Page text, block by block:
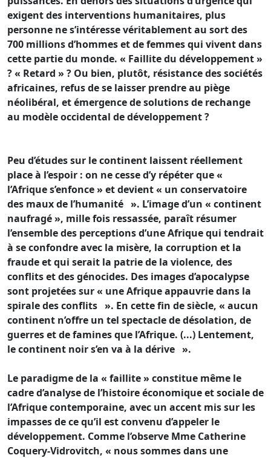
exigent des interventions humanitaires, plus
personne ne s’intéresse véritablement au sort des
700 millions d’hommes et de femmes qui vivent dans
cette partie du monde. « Faillite du développement »
? « Retard » ? Ou bien, plutôt, résistance des sociétés
africaines, refus de se laisser prendre au piège
néolibéral, et émergence de solutions de rechange
au modèle occidental de développement ?
Peu d’études sur le continent laissent réellement
place à l’espoir : on ne cesse d’y répéter que «
l’Afrique s’enfonce » et devient « un conservatoire
des maux de l’humanité ». L’image d’un « continent
naufragé », mille fois ressassée, paraît résumer
l’ensemble des perceptions d’une Afrique qui tendrait
à se confondre avec la misère, la corruption et la
fraude et qui serait la patrie de la violence, des
conflits et des génocides. Des images d’apocalypse
sont projetées sur « une Afrique appauvrie dans la
spirale des conflits ». En cette fin de siècle, « aucun
continent n’offre un tel spectacle de désolation, de
guerres et de famines que l’Afrique. (...) Lentement,
le continent noir s’en va à la dérive ».
Le paradigme de la « faillite » constitue même le
cadre d’analyse de l’histoire économique et sociale de
l’Afrique contemporaine, avec un accent mis sur les
impasses de ce qu’il est convenu d’appeler le
développement. Comme l’observe Mme Catherine
Coquery-Vidrovitch, « nous sommes dans une